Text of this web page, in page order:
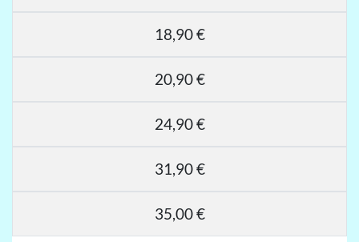
18,90 €
20,90 €
24,90 €
31,90 €
35,00 €